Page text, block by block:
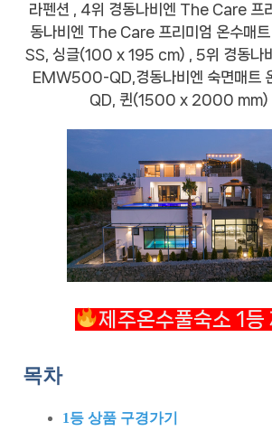
라펜션 , 4위 경동나비엔 The Care 프
동나비엔 The Care 프리미엄 온수매
SS, 싱글(100 x 195 cm) , 5위 경동나
EMW500-QD,경동나비엔 숙면매트
QD, 퀸(1500 x 2000 mm)
제주온수풀숙소 1등
목차
1등 상품 구경가기